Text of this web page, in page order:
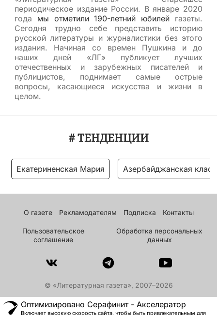
периодическое издание России. В январе 2020
года мы отметили 190-летний юбилей газеты.
Сегодня трудно себе представить историю
русской литературы и журналистики без этого
издания. Начиная со времен Пушкина и до
наших дней «ЛГ» публикует лучших
отечественных и зарубежных писателей и
публицистов, поднимает самые острые
вопросы, касающиеся искусства и жизни в
целом.
# ТЕНДЕНЦИИ
Екатериненская Мария Азербайджанская
О газете Рекламодателям Подписка Контакты
Пользовательское
соглашение
Обработка персональных
данных
© «Литературная газета», 2007–2026
Оптимизировано Серафинит - Акселератор
Включает высокую скорость сайта, чтобы быть привлекательным для